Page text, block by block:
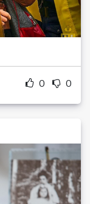
0 0